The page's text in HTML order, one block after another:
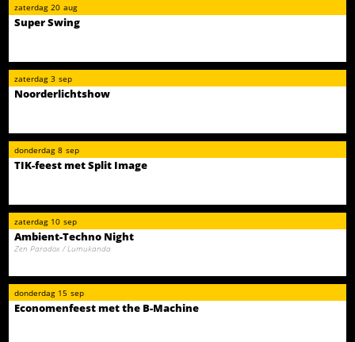
zaterdag 20 aug
Super Swing
zaterdag 3 sep
Noorderlichtshow
donderdag 8 sep
TIK-feest met Split Image
zaterdag 10 sep
Ambient-Techno Night
Zen Paradox / Lumukanda
donderdag 15 sep
Economenfeest met the B-Machine